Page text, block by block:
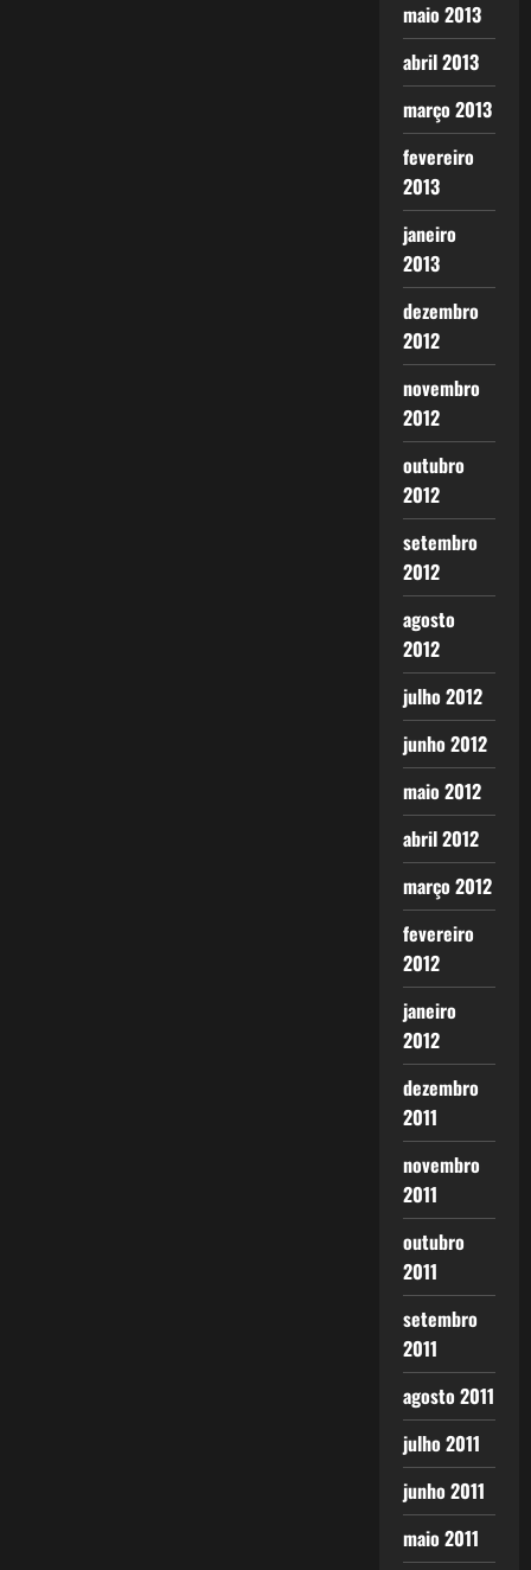
maio 2013
abril 2013
março 2013
fevereiro
2013
janeiro
2013
dezembro
2012
novembro
2012
outubro
2012
setembro
2012
agosto
2012
julho 2012
junho 2012
maio 2012
abril 2012
março 2012
fevereiro
2012
janeiro
2012
dezembro
2011
novembro
2011
outubro
2011
setembro
2011
agosto 2011
julho 2011
junho 2011
maio 2011